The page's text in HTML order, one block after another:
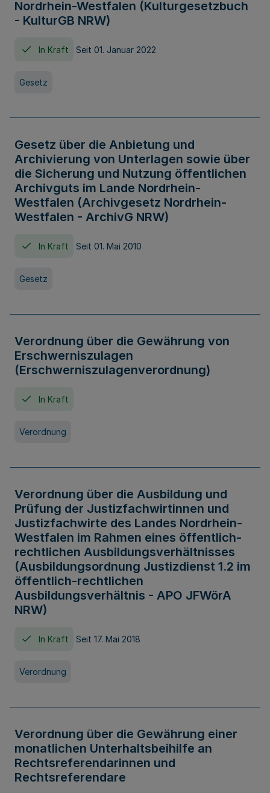
Nordrhein-Westfalen (Kulturgesetzbuch
- KulturGB NRW)
In Kraft Seit 01. Januar 2022
Gesetz
Gesetz über die Anbietung und
Archivierung von Unterlagen sowie über
die Sicherung und Nutzung öffentlichen
Archivguts im Lande Nordrhein-
Westfalen (Archivgesetz Nordrhein-
Westfalen - ArchivG NRW)
In Kraft Seit 01. Mai 2010
Gesetz
Verordnung über die Gewährung von
Erschwerniszulagen
(Erschwerniszulagenverordnung)
In Kraft
Verordnung
Verordnung über die Ausbildung und
Prüfung der Justizfachwirtinnen und
Justizfachwirte des Landes Nordrhein-
Westfalen im Rahmen eines öffentlich-
rechtlichen Ausbildungsverhältnisses
(Ausbildungsordnung Justizdienst 1.2 im
öffentlich-rechtlichen
Ausbildungsverhältnis - APO JFWörA
NRW)
In Kraft Seit 17. Mai 2018
Verordnung
Verordnung über die Gewährung einer
monatlichen Unterhaltsbeihilfe an
Rechtsreferendarinnen und
Rechtsreferendare